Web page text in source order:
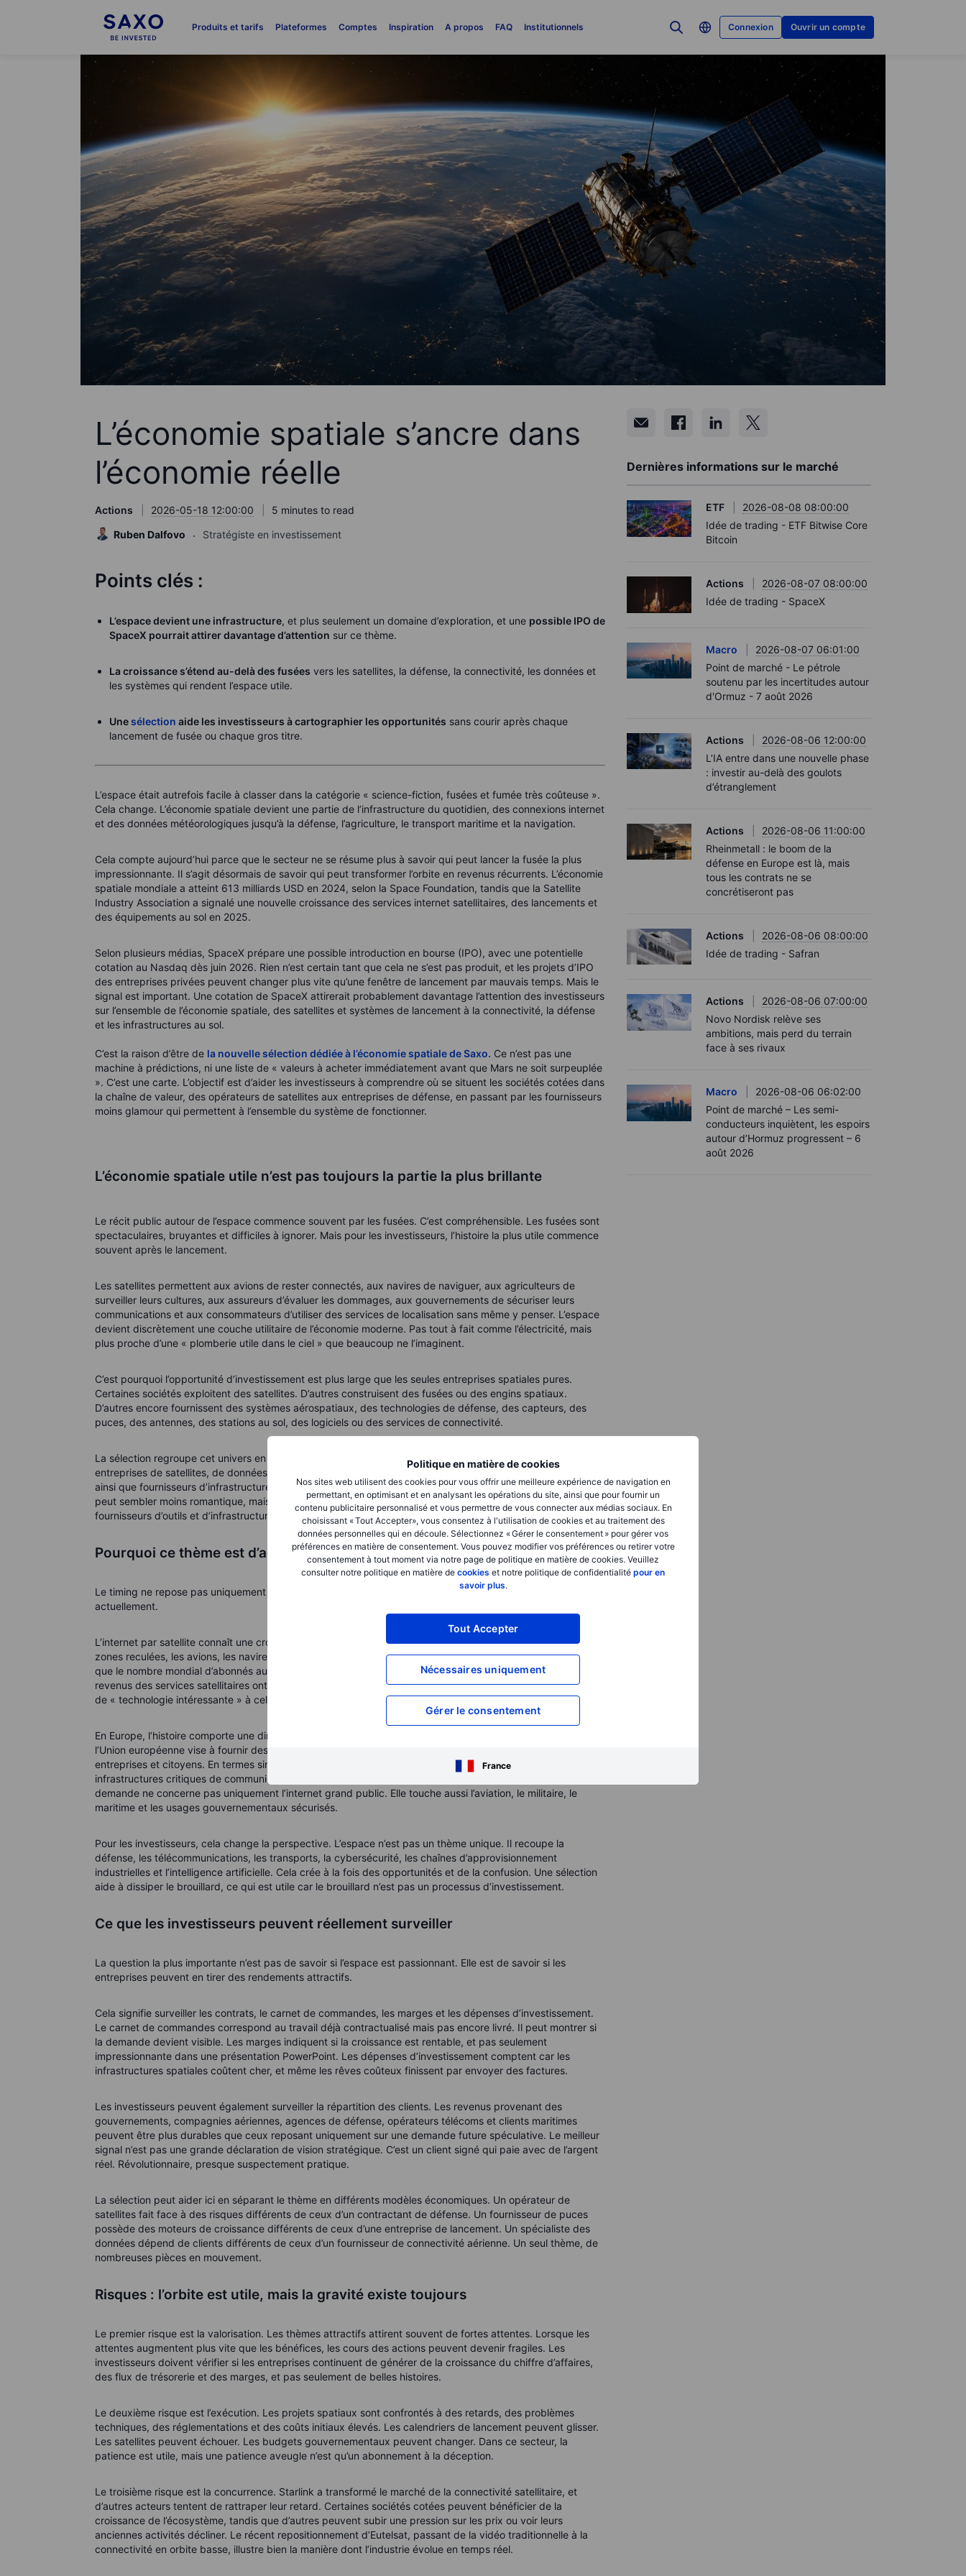
Produits et tarifs Plateformes Comptes Inspiration A propos FAQ Institutionnels Connexion Ouvrir un compte
Politique en matière de cookies
Nos sites web utilisent des cookies pour vous offrir une meilleure expérience de navigation en
permettant, en optimisant et en analysant les opérations du site, ainsi que pour fournir un
contenu publicitaire personnalisé et vous permettre de vous connecter aux médias sociaux. En
choisissant « Tout Accepter», vous consentez à l'utilisation de cookies et au traitement des
données personnelles qui en découle. Sélectionnez « Gérer le consentement » pour gérer vos
préférences en matière de consentement. Vous pouvez modifier vos préférences ou retirer votre
consentement à tout moment via notre page de politique en matière de cookies. Veuillez
consulter notre politique en matière de cookies et notre politique de confidentialité pour en
savoir plus.
Tout Accepter
Nécessaires uniquement
Gérer le consentement
France
L’économie spatiale s’ancre dans
l’économie réelle
Actions 2026-05-18 12:00:00
5 minutes to read
Ruben Dalfovo
Stratégiste en investissement
Points clés :
L’espace devient une infrastructure, et plus seulement un domaine d’exploration, et une possible IPO de
SpaceX pourrait attirer davantage d’attention sur ce thème.
La croissance s’étend au-delà des fusées vers les satellites, la défense, la connectivité, les données et
les systèmes qui rendent l’espace utile.
Unesélection aide les investisseurs à cartographier les opportunités sans courir après chaque
lancement de fusée ou chaque gros titre.
L’espace était autrefois facile à classer dans la catégorie « science-fiction, fusées et fumée très coûteuse ».
Cela change. L’économie spatiale devient une partie de l’infrastructure du quotidien, des connexions internet
et des données météorologiques jusqu’à la défense, l’agriculture, le transport maritime et la navigation.
Cela compte aujourd’hui parce que le secteur ne se résume plus à savoir qui peut lancer la fusée la plus
impressionnante. Il s’agit désormais de savoir qui peut transformer l’orbite en revenus récurrents. L’économie
spatiale mondiale a atteint 613 milliards USD en 2024, selon la Space Foundation, tandis que la Satellite
Industry Association a signalé une nouvelle croissance des services internet satellitaires, des lancements et
des équipements au sol en 2025.
Selon plusieurs médias, SpaceX prépare une possible introduction en bourse (IPO), avec une potentielle
cotation au Nasdaq dès juin 2026. Rien n’est certain tant que cela ne s’est pas produit, et les projets d’IPO
des entreprises privées peuvent changer plus vite qu’une fenêtre de lancement par mauvais temps. Mais le
signal est important. Une cotation de SpaceX attirerait probablement davantage l’attention des investisseurs
sur l’ensemble de l’économie spatiale, des satellites et systèmes de lancement à la connectivité, la défense
et les infrastructures au sol.
C’est la raison d’être de la nouvelle sélection dédiée à l’économie spatiale de Saxo. Ce n’est pas une
machine à prédictions, ni une liste de « valeurs à acheter immédiatement avant que Mars ne soit surpeuplée
». C’est une carte. L’objectif est d’aider les investisseurs à comprendre où se situent les sociétés cotées dans
la chaîne de valeur, des opérateurs de satellites aux entreprises de défense, en passant par les fournisseurs
moins glamour qui permettent à l’ensemble du système de fonctionner.
L’économie spatiale utile n’est pas toujours la partie la plus brillante
Le récit public autour de l’espace commence souvent par les fusées. C’est compréhensible. Les fusées sont
spectaculaires, bruyantes et difficiles à ignorer. Mais pour les investisseurs, l’histoire la plus utile commence
souvent après le lancement.
Les satellites permettent aux avions de rester connectés, aux navires de naviguer, aux agriculteurs de
surveiller leurs cultures, aux assureurs d’évaluer les dommages, aux gouvernements de sécuriser leurs
communications et aux consommateurs d’utiliser des services de localisation sans même y penser. L’espace
devient discrètement une couche utilitaire de l’économie moderne. Pas tout à fait comme l’électricité, mais
plus proche d’une « plomberie utile dans le ciel » que beaucoup ne l’imaginent.
C’est pourquoi l’opportunité d’investissement est plus large que les seules entreprises spatiales pures.
Certaines sociétés exploitent des satellites. D’autres construisent des fusées ou des engins spatiaux.
D’autres encore fournissent des systèmes aérospatiaux, des technologies de défense, des capteurs, des
puces, des antennes, des stations au sol, des logiciels ou des services de connectivité.
La sélection regroupe cet univers en catégories pratiques : opérateurs de lancement et spatiaux,
entreprises de satellites, de données et d’intelligence spatiale, leaders de la défense et de l’aérospatiale,
ainsi que fournisseurs d’infrastructures, de connectivité et de communications. Cette dernière catégorie
peut sembler moins romantique, mais investir n’est pas un concours de romantisme. Souvent, ce sont les
fournisseurs d’outils et d’infrastructures qui disposent des modèles économiques les plus stables.
Pourquoi ce thème est d’actualité
Le timing ne repose pas uniquement sur des prévisions de long terme. Il dépend aussi de ce qui se passe
actuellement.
L’internet par satellite connaît une croissance rapide alors que les entreprises cherchent à connecter les
zones reculées, les avions, les navires et les utilisateurs militaires. La Satellite Industry Association a indiqué
que le nombre mondial d’abonnés au haut débit satellitaire a fortement augmenté en 2025, tandis que les
revenus des services satellitaires ont atteint 105 milliards USD. Cela montre que le secteur passe du stade
de « technologie intéressante » à celui d’une véritable demande client.
En Europe, l’histoire comporte une dimension supplémentaire : la souveraineté. Le programme IRIS2 de
l’Union européenne vise à fournir des communications satellitaires sécurisées aux gouvernements,
entreprises et citoyens. En termes simples, l’Europe souhaite avoir davantage de contrôle sur ses
infrastructures critiques de communication. Les récentes mises à jour de SES et Eutelsat montrent que la
demande ne concerne pas uniquement l’internet grand public. Elle touche aussi l’aviation, le militaire, le
maritime et les usages gouvernementaux sécurisés.
Pour les investisseurs, cela change la perspective. L’espace n’est pas un thème unique. Il recoupe la
défense, les télécommunications, les transports, la cybersécurité, les chaînes d’approvisionnement
industrielles et l’intelligence artificielle. Cela crée à la fois des opportunités et de la confusion. Une sélection
aide à dissiper le brouillard, ce qui est utile car le brouillard n’est pas un processus d’investissement.
Ce que les investisseurs peuvent réellement surveiller
La question la plus importante n’est pas de savoir si l’espace est passionnant. Elle est de savoir si les
entreprises peuvent en tirer des rendements attractifs.
Cela signifie surveiller les contrats, le carnet de commandes, les marges et les dépenses d’investissement.
Le carnet de commandes correspond au travail déjà contractualisé mais pas encore livré. Il peut montrer si
la demande devient visible. Les marges indiquent si la croissance est rentable, et pas seulement
impressionnante dans une présentation PowerPoint. Les dépenses d’investissement comptent car les
infrastructures spatiales coûtent cher, et même les rêves coûteux finissent par envoyer des factures.
Les investisseurs peuvent également surveiller la répartition des clients. Les revenus provenant des
gouvernements, compagnies aériennes, agences de défense, opérateurs télécoms et clients maritimes
peuvent être plus durables que ceux reposant uniquement sur une demande future spéculative. Le meilleur
signal n’est pas une grande déclaration de vision stratégique. C’est un client signé qui paie avec de l’argent
réel. Révolutionnaire, presque suspectement pratique.
La sélection peut aider ici en séparant le thème en différents modèles économiques. Un opérateur de
satellites fait face à des risques différents de ceux d’un contractant de défense. Un fournisseur de puces
possède des moteurs de croissance différents de ceux d’une entreprise de lancement. Un spécialiste des
données dépend de clients différents de ceux d’un fournisseur de connectivité aérienne. Un seul thème, de
nombreuses pièces en mouvement.
Risques : l’orbite est utile, mais la gravité existe toujours
Le premier risque est la valorisation. Les thèmes attractifs attirent souvent de fortes attentes. Lorsque les
attentes augmentent plus vite que les bénéfices, les cours des actions peuvent devenir fragiles. Les
investisseurs doivent vérifier si les entreprises continuent de générer de la croissance du chiffre d’affaires,
des flux de trésorerie et des marges, et pas seulement de belles histoires.
Le deuxième risque est l’exécution. Les projets spatiaux sont confrontés à des retards, des problèmes
techniques, des réglementations et des coûts initiaux élevés. Les calendriers de lancement peuvent glisser.
Les satellites peuvent échouer. Les budgets gouvernementaux peuvent changer. Dans ce secteur, la
patience est utile, mais une patience aveugle n’est qu’un abonnement à la déception.
Le troisième risque est la concurrence. Starlink a transformé le marché de la connectivité satellitaire, et
d’autres acteurs tentent de rattraper leur retard. Certaines sociétés cotées peuvent bénéficier de la
croissance de l’écosystème, tandis que d’autres peuvent subir une pression sur les prix ou voir leurs
anciennes activités décliner. Le récent repositionnement d’Eutelsat, passant de la vidéo traditionnelle à la
connectivité en orbite basse, illustre bien la manière dont l’industrie évolue en temps réel.
Dernières informations sur le marché
ETF
2026-08-08 08:00:00
Idée de trading - ETF Bitwise Core
Bitcoin
Actions
2026-08-07 08:00:00
Idée de trading - SpaceX
Macro
2026-08-07 06:01:00
Point de marché - Le pétrole
soutenu par les incertitudes autour
d'Ormuz - 7 août 2026
Actions
2026-08-06 12:00:00
L’IA entre dans une nouvelle phase
: investir au-delà des goulots
d’étranglement
Actions
2026-08-06 11:00:00
Rheinmetall : le boom de la
défense en Europe est là, mais
tous les contrats ne se
concrétiseront pas
Actions
2026-08-06 08:00:00
Idée de trading - Safran
Actions
2026-08-06 07:00:00
Novo Nordisk relève ses
ambitions, mais perd du terrain
face à ses rivaux
Macro
2026-08-06 06:02:00
Point de marché – Les semi-
conducteurs inquiètent, les espoirs
autour d’Hormuz progressent – 6
août 2026